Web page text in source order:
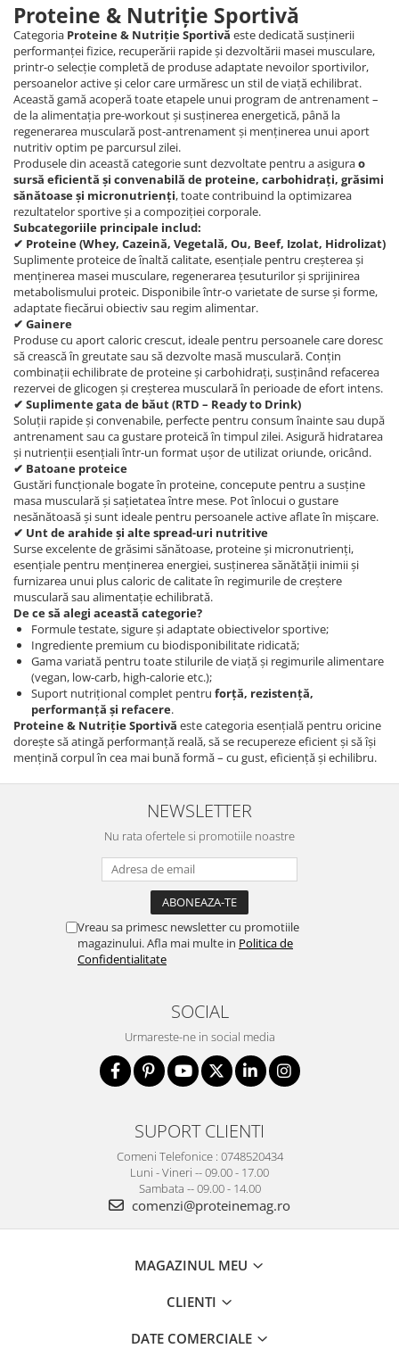
Proteine & Nutriție Sportivă
Categoria Proteine & Nutriție Sportivă este dedicată susținerii
performanței fizice, recuperării rapide și dezvoltării masei musculare,
printr-o selecție completă de produse adaptate nevoilor sportivilor,
persoanelor active și celor care urmăresc un stil de viață echilibrat.
Această gamă acoperă toate etapele unui program de antrenament –
de la alimentația pre-workout și susținerea energetică, până la
regenerarea musculară post-antrenament și menținerea unui aport
nutritiv optim pe parcursul zilei.
Produsele din această categorie sunt dezvoltate pentru a asigurao
sursă eficientă și convenabilă de proteine, carbohidrați, grăsimi
sănătoase și micronutrienți, toate contribuind la optimizarea
rezultatelor sportive și a compoziției corporale.
Subcategoriile principale includ:
✔ Proteine (Whey, Cazeină, Vegetală, Ou, Beef, Izolat, Hidrolizat)
Suplimente proteice de înaltă calitate, esențiale pentru creșterea și
menținerea masei musculare, regenerarea țesuturilor și sprijinirea
metabolismului proteic. Disponibile într-o varietate de surse și forme,
adaptate fiecărui obiectiv sau regim alimentar.
✔ Gainere
Produse cu aport caloric crescut, ideale pentru persoanele care doresc
să crească în greutate sau să dezvolte masă musculară. Conțin
combinații echilibrate de proteine și carbohidrați, susținând refacerea
rezervei de glicogen și creșterea musculară în perioade de efort intens.
✔ Suplimente gata de băut (RTD – Ready to Drink)
Soluții rapide și convenabile, perfecte pentru consum înainte sau după
antrenament sau ca gustare proteică în timpul zilei. Asigură hidratarea
și nutrienții esențiali într-un format ușor de utilizat oriunde, oricând.
✔ Batoane proteice
Gustări funcționale bogate în proteine, concepute pentru a susține
masa musculară și sațietatea între mese. Pot înlocui o gustare
nesănătoasă și sunt ideale pentru persoanele active aflate în mișcare.
✔ Unt de arahide și alte spread-uri nutritive
Surse excelente de grăsimi sănătoase, proteine și micronutrienți,
esențiale pentru menținerea energiei, susținerea sănătății inimii și
furnizarea unui plus caloric de calitate în regimurile de creștere
musculară sau alimentație echilibrată.
De ce să alegi această categorie?
Formule testate, sigure și adaptate obiectivelor sportive;
Ingrediente premium cu biodisponibilitate ridicată;
Gama variată pentru toate stilurile de viață și regimurile alimentare
(vegan, low-carb, high-calorie etc.);
Suport nutrițional complet pentru forță, rezistență,
performanță și refacere.
Proteine & Nutriție Sportivă este categoria esențială pentru oricine
dorește să atingă performanță reală, să se recupereze eficient și să își
mențină corpul în cea mai bună formă – cu gust, eficiență și echilibru.
NEWSLETTER
Nu rata ofertele si promotiile noastre
Vreau sa primesc newsletter cu promotiile
magazinului. Afla mai multe in Politica de
Confidentialitate
SOCIAL
Urmareste-ne in social media
SUPORT CLIENTI
Comeni Telefonice : 0748520434
Luni - Vineri -- 09.00 - 17.00
Sambata -- 09.00 - 14.00
comenzi@proteinemag.ro
MAGAZINUL MEU
CLIENTI
DATE COMERCIALE